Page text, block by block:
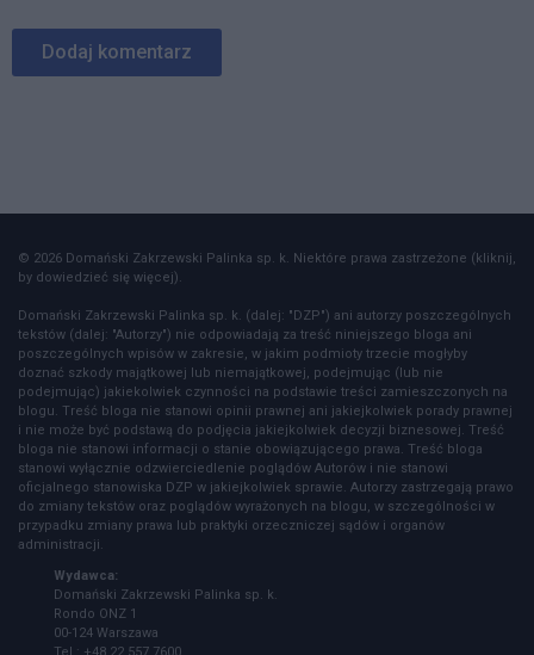
© 2026 Domański Zakrzewski Palinka sp. k. Niektóre prawa zastrzeżone (kliknij,
by dowiedzieć się więcej).
Domański Zakrzewski Palinka sp. k. (dalej: "DZP") ani autorzy poszczególnych
tekstów (dalej: "Autorzy") nie odpowiadają za treść niniejszego bloga ani
poszczególnych wpisów w zakresie, w jakim podmioty trzecie mogłyby
doznać szkody majątkowej lub niemajątkowej, podejmując (lub nie
podejmując) jakiekolwiek czynności na podstawie treści zamieszczonych na
blogu. Treść bloga nie stanowi opinii prawnej ani jakiejkolwiek porady prawnej
i nie może być podstawą do podjęcia jakiejkolwiek decyzji biznesowej. Treść
bloga nie stanowi informacji o stanie obowiązującego prawa. Treść bloga
stanowi wyłącznie odzwierciedlenie poglądów Autorów i nie stanowi
oficjalnego stanowiska DZP w jakiejkolwiek sprawie. Autorzy zastrzegają prawo
do zmiany tekstów oraz poglądów wyrażonych na blogu, w szczególności w
przypadku zmiany prawa lub praktyki orzeczniczej sądów i organów
administracji.
Wydawca:
Domański Zakrzewski Palinka sp. k.
Rondo ONZ 1
00-124 Warszawa
Tel.: +48 22 557 7600